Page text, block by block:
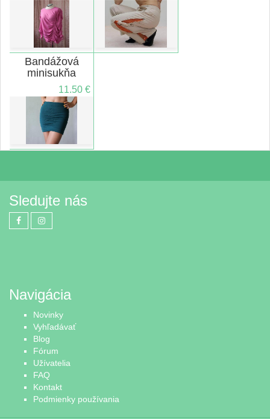
Bandážová
minisukňa
11.50 €
Sledujte nás
Navigácia
Novinky
Vyhľadávať
Blog
Fórum
Užívatelia
FAQ
Kontakt
Podmienky používania